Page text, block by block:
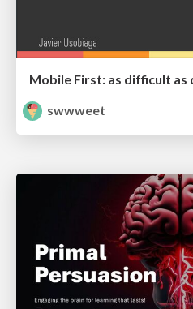
Mobile First: as difficult as
swwweet